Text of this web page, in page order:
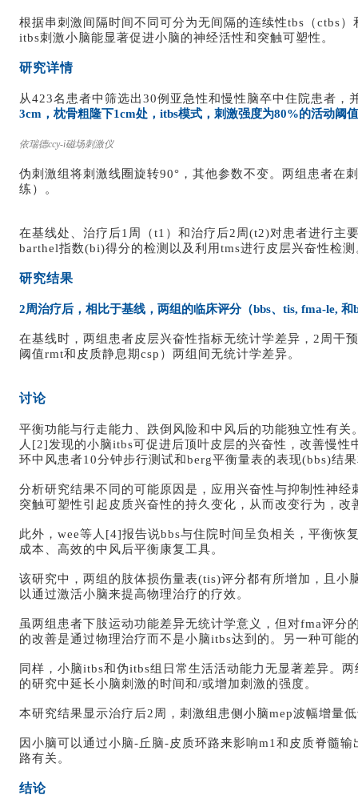
根据串刺激间隔时间不同可分为无间隔的连续性tbs（ctbs
itbs刺激小脑能显著促进小脑的神经活性和突触可塑性。
研究详情
从423名患者中筛选出30例亚急性和慢性脑卒中住院患者，
3cm，枕骨粗隆下1cm处，itbs模式，刺激强度为80%的活动阈
依瑞德ccy-i磁场刺激仪
伪刺激组将刺激线圈旋转90°，其他参数不变。两组患者在
练）。
在基线处、治疗后1周（t1）和治疗后2周(t2)对患者进行主
barthel指数(bi)得分的检测以及利用tms进行皮层兴奋性检测
研究结果
2周治疗后，相比于基线，两组的临床评分（bbs、tis, fma-le,
在基线时，两组患者皮层兴奋性指标无统计学差异，2周干
阈值rmt和皮质静息期csp）两组间无统计学差异。
讨论
平衡功能与行走能力、跌倒风险和中风后的功能独立性有
人[2]发现的小脑itbs可促进后顶叶皮层的兴奋性，改善慢
环中风患者10分钟步行测试和berg平衡量表的表现(bbs)结
分析研究结果不同的可能原因是，应用兴奋性与抑制性神
突触可塑性引起皮质兴奋性的持久变化，从而改变行为，改
此外，wee等人[4]报告说bbs与住院时间呈负相关，平衡恢
成本、高效的中风后平衡康复工具。
该研究中，两组的肢体损伤量表(tis)评分都有所增加，且
以通过激活小脑来提高物理治疗的疗效。
虽两组患者下肢运动功能差异无统计学意义，但对fma评
的改善是通过物理治疗而不是小脑itbs达到的。另一种可能
同样，小脑itbs和伪itbs组日常生活活动能力无显著差异。
的研究中延长小脑刺激的时间和/或增加刺激的强度。
本研究结果显示治疗后2周，刺激组患侧小脑mep波幅增量
因小脑可以通过小脑-丘脑-皮质环路来影响m1和皮质脊髓
路有关。
结论